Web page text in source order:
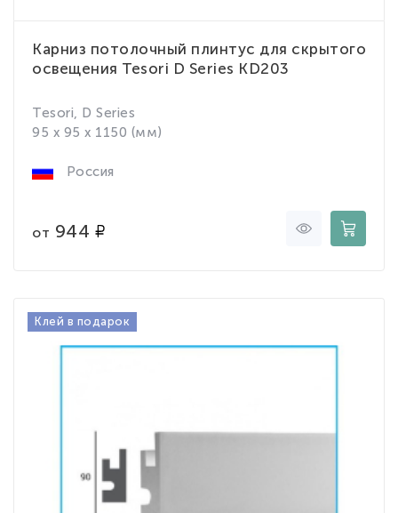
Карниз потолочный плинтус для скрытого
освещения Tesori D Series KD203
Tesori, D Series
95 x 95 x 1150 (мм)
Россия
от 944
Клей в подарок